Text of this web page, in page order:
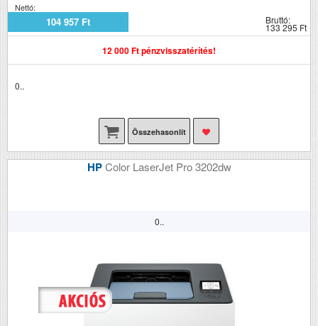
Nettó:
104 957 Ft Bruttó:
133 295 Ft
12 000 Ft pénzvisszatérítés!
0..
Összehasonlít
HPColor LaserJet Pro 3202dw
0..